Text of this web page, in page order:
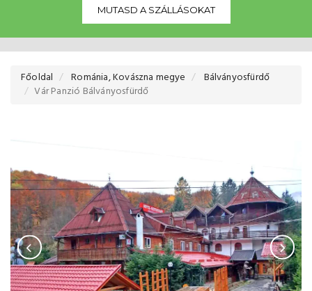
MUTASD A SZÁLLÁSOKAT
Főoldal Románia, Kovászna megye
Bálványosfürdő
Vár Panzió Bálványosfürdő